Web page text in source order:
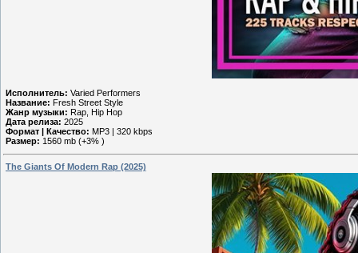
Исполнитель: Varied Performers
Название: Fresh Street Style
Жанр музыки: Rap, Hip Hop
Дата релиза: 2025
Формат | Качество: MP3 | 320 kbps
Размер: 1560 mb (+3% )
The Giants Of Modern Rap (2025)